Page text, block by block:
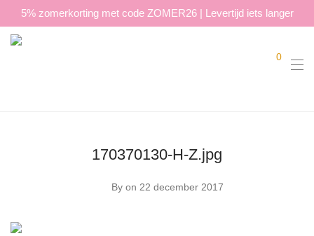
5% zomerkorting met code ZOMER26 | Levertijd iets langer
0
170370130-H-Z.jpg
By on 22 december 2017